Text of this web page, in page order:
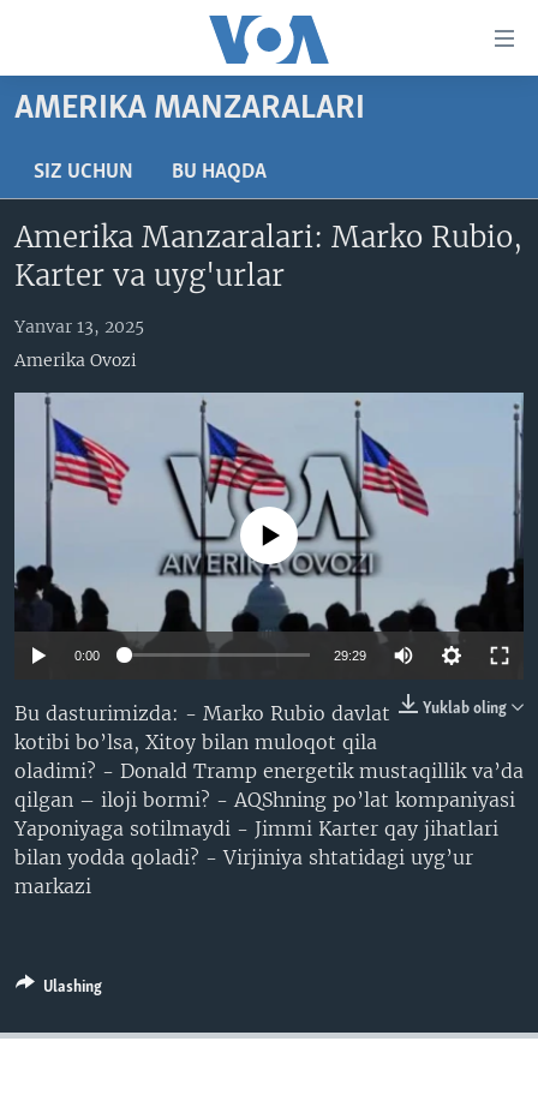
boring
Boshiga
Qidiruvga
AMERIKA
MULTIMEDIA
XALQARO HAYOT
VASHINGTON CHOYXONASI
XABARLAR SURATLARDA
FACEBOOK
YOUTUBE
ODNOKLASSNIKI
TELEGRAM
INGLIZ TILI DARSLARI
EDITORIAL
AMERIKA MANZARALARI
SIZ UCHUN BU HAQDA
Amerika Manzaralari: Marko Rubio,
Karter va uyg'urlar
Yanvar 13, 2025
Amerika Ovozi
Auto 240p 360p 480p
720p 1080p
No media source currently available
0:00 29:29
480p
720p
1080p
Yuklab oling
Bu dasturimizda: - Marko Rubio davlat
kotibi bo’lsa, Xitoy bilan muloqot qila
oladimi? - Donald Tramp energetik mustaqillik va’da
qilgan – iloji bormi? - AQShning po’lat kompaniyasi
Yaponiyaga sotilmaydi - Jimmi Karter qay jihatlari
bilan yodda qoladi? - Virjiniya shtatidagi uyg’ur
markazi
Ulashing